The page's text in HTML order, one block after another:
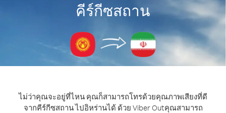
คีร์กีซสถาน
ไม่ว่าคุณจะอยู่ที่ไหน คุณก็สามารถโทรด้วยคุณภาพเสียงที่ดี
จากคีร์กีซสถาน ไปอิหร่านได้ ด้วย Viber Outคุณสามารถ